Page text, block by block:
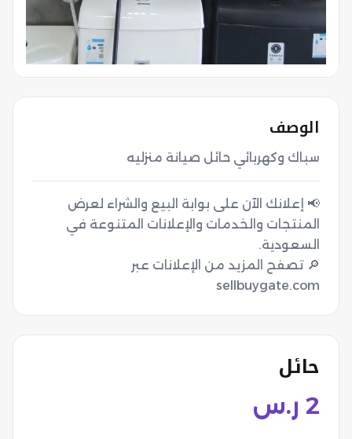
الوصف
سباك وكهربائي حائل صيانة منزليه
📢 إعلانك الآن على بوابة البيع والشراء لعرض
المنتجات والخدمات والإعلانات المتنوعة في
🔎 تصفح المزيد من الإعلانات عبر
sellbuygate.com
حائل
2 ر.س